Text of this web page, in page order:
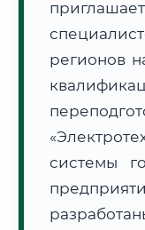
• Маршрут транзита:~2
📜 Документы и
регионов
системы